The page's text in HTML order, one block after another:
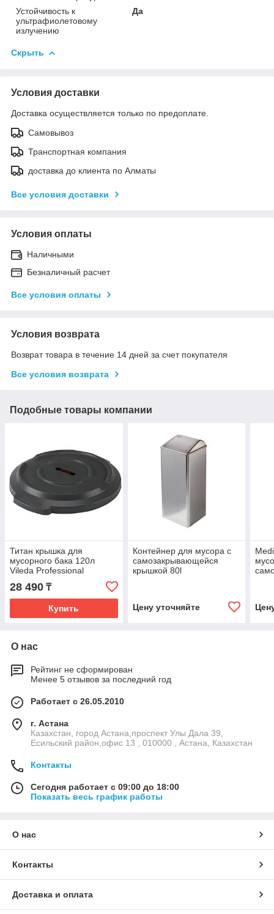
Устойчивость к
ультрафиолетовому
излучению
Да
Скрыть
Условия доставки
Доставка осуществляется только по предоплате.
Самовывоз
Транспортная компания
доставка до клиента по Алматы
Все условия доставки
Условия оплаты
Наличными
Безналичный расчет
Все условия оплаты
Условия возврата
Возврат товара в течение 14 дней за счет покупателя
Все условия возврата
Подобные товары компании
Титан крышка для
мусорного бака 120л
Vileda Professional
28 490 ₸
Купить
Контейнер для мусора с
самозакрывающейся
крышкой 80l
Цену уточняйте
О нас
Рейтинг не сформирован
Менее 5 отзывов за последний год
Работает с 26.05.2010
г. Астана
Казахстан, город Астана,проспект Улы Дала 39,
Есильский район,офис 13 , 010000 , Астана, Казахстан
Контакты
Сегодня работает с 09:00 до 18:00
Показать весь график работы
О нас
Контакты
Доставка и оплата